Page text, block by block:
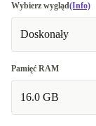
Wybierz wygląd(Info)
Doskonały
Pamięć RAM
16.0 GB